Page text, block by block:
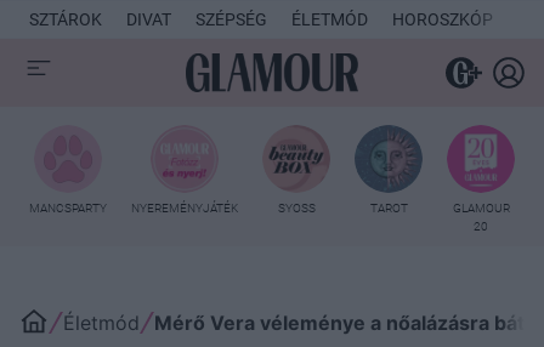
SZTÁROK DIVAT SZÉPSÉG ÉLETMÓD HOROSZKÓP
MANCSPARTY NYEREMÉNYJÁTÉK SYOSS TAROT
GLAMOUR
20
Életmód Mérő Vera véleménye a nőalázásra